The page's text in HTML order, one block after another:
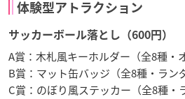
体験型アトラクション
サッカーボール落とし（600円）
A賞：木札風キーホルダー（全8種・
B賞：マット缶バッジ（全8種・ラン
C賞：のぼり風ステッカー（全8種・